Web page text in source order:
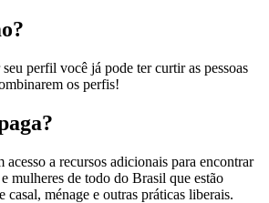
perfil você já pode ter curtir as pessoas
os perfis!
acesso a recursos adicionais para encontrar
mulheres de todo do Brasil que estão
casal, ménage e outras práticas liberais.